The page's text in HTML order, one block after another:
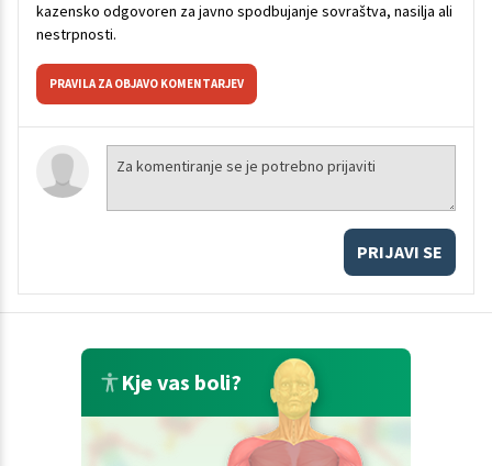
kazensko odgovoren za javno spodbujanje sovraštva, nasilja ali
nestrpnosti.
PRAVILA ZA OBJAVO KOMENTARJEV
PRIJAVI SE
Kje vas boli?